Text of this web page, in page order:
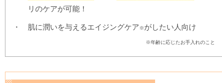
リのケアが可能！
肌に潤いを与えるエイジングケア※がしたい人向け
※年齢に応じたお手入れのこと